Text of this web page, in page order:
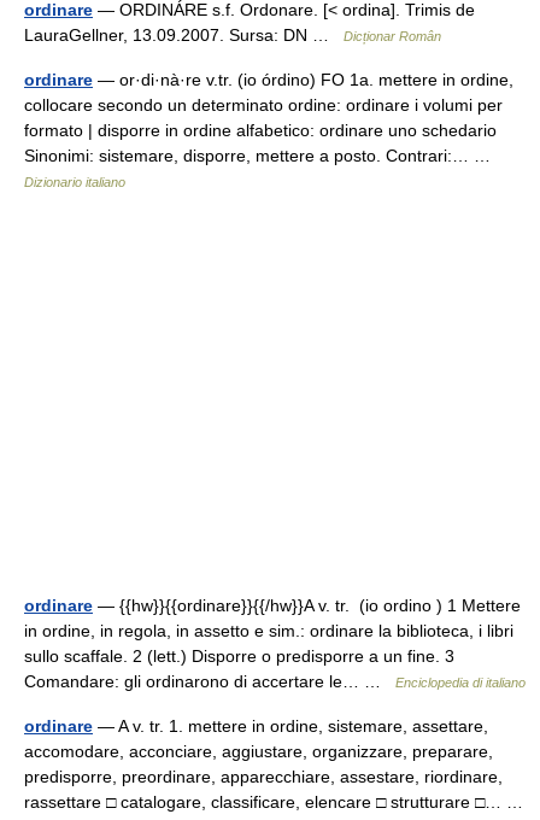
ordinare — ORDINÁRE s.f. Ordonare. [< ordina]. Trimis de
LauraGellner, 13.09.2007. Sursa: DN …
Dicționar Român
ordinare — or·di·nà·re v.tr. (io órdino) FO 1a. mettere in ordine,
collocare secondo un determinato ordine: ordinare i volumi per
formato | disporre in ordine alfabetico: ordinare uno schedario
Sinonimi: sistemare, disporre, mettere a posto. Contrari:… …
Dizionario italiano
ordinare — {{hw}}{{ordinare}}{{/hw}}A v. tr. (io ordino ) 1 Mettere
in ordine, in regola, in assetto e sim.: ordinare la biblioteca, i libri
sullo scaffale. 2 (lett.) Disporre o predisporre a un fine. 3
Comandare: gli ordinarono di accertare le… …
Enciclopedia di italiano
ordinare — A v. tr. 1. mettere in ordine, sistemare, assettare,
accomodare, acconciare, aggiustare, organizzare, preparare,
predisporre, preordinare, apparecchiare, assestare, riordinare,
rassettare □ catalogare, classificare, elencare □ strutturare □… …